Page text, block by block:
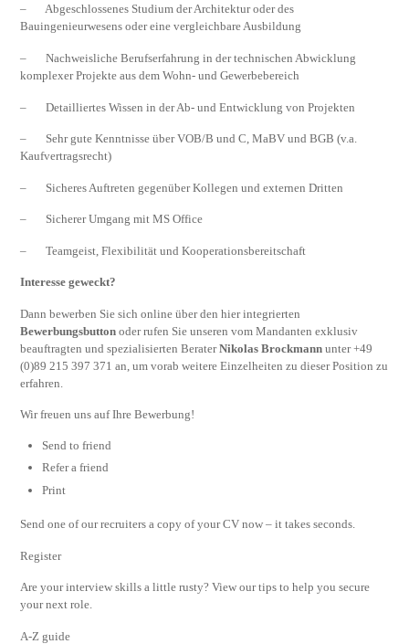
– Abgeschlossenes Studium der Architektur oder des
Bauingenieurwesens oder eine vergleichbare Ausbildung
– Nachweisliche Berufserfahrung in der technischen Abwicklung
komplexer Projekte aus dem Wohn- und Gewerbebereich
– Detailliertes Wissen in der Ab- und Entwicklung von Projekten
– Sehr gute Kenntnisse über VOB/B und C, MaBV und BGB (v.a.
Kaufvertragsrecht)
– Sicheres Auftreten gegenüber Kollegen und externen Dritten
– Sicherer Umgang mit MS Office
– Teamgeist, Flexibilität und Kooperationsbereitschaft
Interesse geweckt?
Dann bewerben Sie sich online über den hier integrierten
Bewerbungsbutton oder rufen Sie unseren vom Mandanten exklusiv
beauftragten und spezialisierten BeraterNikolas Brockmann unter +49
(0)89 215 397 371 an, um vorab weitere Einzelheiten zu dieser Position zu
erfahren.
Wir freuen uns auf Ihre Bewerbung!
Send to friend
Refer a friend
Print
Send one of our recruiters a copy of your CV now – it takes seconds.
Register
Are your interview skills a little rusty? View our tips to help you secure
your next role.
A-Z guide